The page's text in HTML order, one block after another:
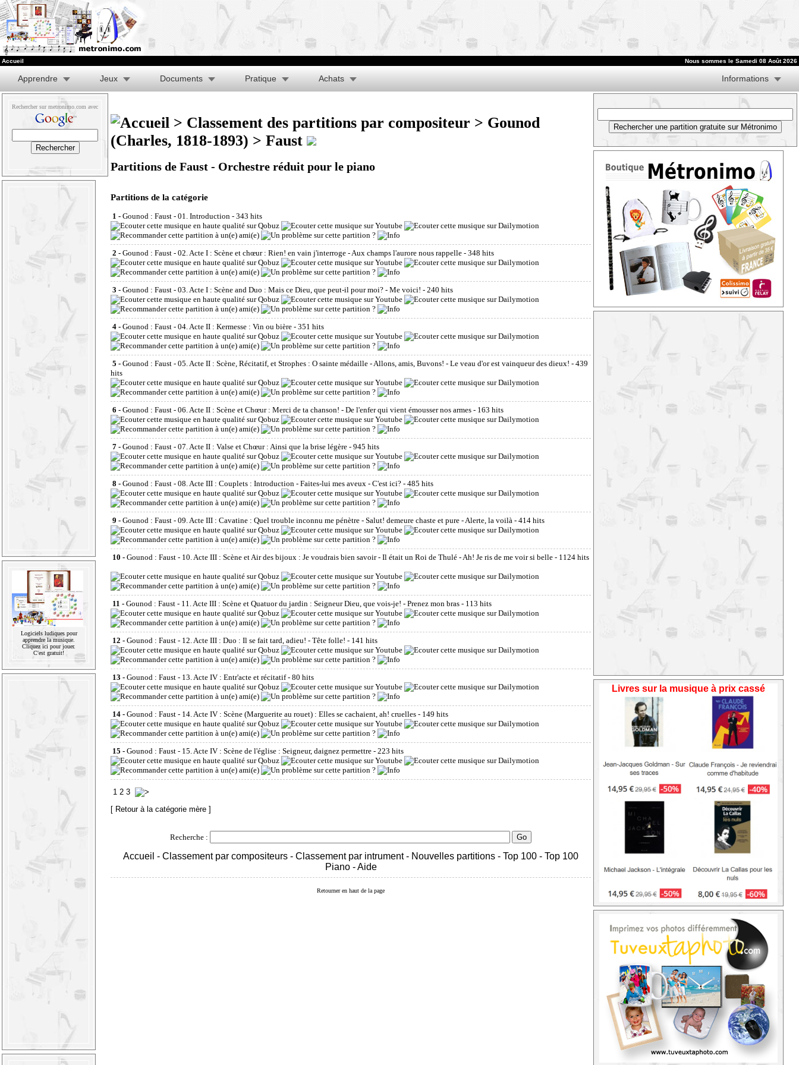
Accueil Nous sommes le Samedi 08 Août 2026
Apprendre Jeux Documents Pratique Achats Informations
Rechercher sur metronimo.com avec
Logiciels ludiques pour
apprendre la musique.
Cliquez ici pour jouer.
C'est gratuit!
> Classement des partitions par compositeur > Gounod
(Charles, 1818-1893) > Faust
Partitions de Faust - Orchestre réduit pour le piano
Partitions de la catégorie
1 - Gounod : Faust - 01. Introduction - 343 hits
2 - Gounod : Faust - 02. Acte I : Scène et chœur : Rien! en vain j'interroge - Aux champs l'aurore nous rappelle - 348 hits
3 - Gounod : Faust - 03. Acte I : Scène and Duo : Mais ce Dieu, que peut-il pour moi? - Me voici! - 240 hits
4 - Gounod : Faust - 04. Acte II : Kermesse : Vin ou bière - 351 hits
5 - Gounod : Faust - 05. Acte II : Scène, Récitatif, et Strophes : O sainte médaille - Allons, amis, Buvons! - Le veau d'or est vainqueur des dieux! - 439
hits
6 - Gounod : Faust - 06. Acte II : Scène et Chœur : Merci de ta chanson! - De l'enfer qui vient émousser nos armes - 163 hits
7 - Gounod : Faust - 07. Acte II : Valse et Chœur : Ainsi que la brise légère - 945 hits
8 - Gounod : Faust - 08. Acte III : Couplets : Introduction - Faites-lui mes aveux - C'est ici? - 485 hits
9 - Gounod : Faust - 09. Acte III : Cavatine : Quel trouble inconnu me pénètre - Salut! demeure chaste et pure - Alerte, la voilà - 414 hits
10 - Gounod : Faust - 10. Acte III : Scène et Air des bijoux : Je voudrais bien savoir - Il était un Roi de Thulé - Ah! Je ris de me voir si belle - 1124 hits
11 - Gounod : Faust - 11. Acte III : Scène et Quatuor du jardin : Seigneur Dieu, que vois-je! - Prenez mon bras - 113 hits
12 - Gounod : Faust - 12. Acte III : Duo : Il se fait tard, adieu! - Tête folle! - 141 hits
13 - Gounod : Faust - 13. Acte IV : Entr'acte et récitatif - 80 hits
14 - Gounod : Faust - 14. Acte IV : Scène (Marguerite au rouet) : Elles se cachaient, ah! cruelles - 149 hits
15 - Gounod : Faust - 15. Acte IV : Scène de l'église : Seigneur, daignez permettre - 223 hits
1 2 3
[ Retour à la catégorie mère ]
Recherche :
Accueil - Classement par compositeurs - Classement par intrument- Nouvelles partitions - Top 100 - Top 100
Piano-Aide
Retourner en haut de la page
Livres sur la musique à prix cassé